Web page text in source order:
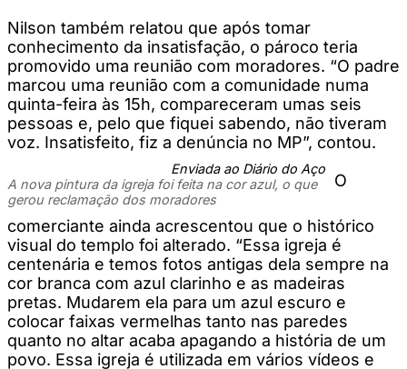
Nilson também relatou que após tomar
conhecimento da insatisfação, o pároco teria
promovido uma reunião com moradores. “O padre
marcou uma reunião com a comunidade numa
quinta-feira às 15h, compareceram umas seis
pessoas e, pelo que fiquei sabendo, não tiveram
voz. Insatisfeito, fiz a denúncia no MP”, contou.
Enviada ao Diário do Aço
A nova pintura da igreja foi feita na cor azul, o que
gerou reclamação dos moradores
O
comerciante ainda acrescentou que o histórico
visual do templo foi alterado. “Essa igreja é
centenária e temos fotos antigas dela sempre na
cor branca com azul clarinho e as madeiras
pretas. Mudarem ela para um azul escuro e
colocar faixas vermelhas tanto nas paredes
quanto no altar acaba apagando a história de um
povo. Essa igreja é utilizada em vários vídeos e